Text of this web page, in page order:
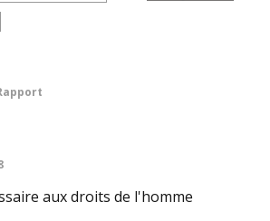
aux droits de l'homme